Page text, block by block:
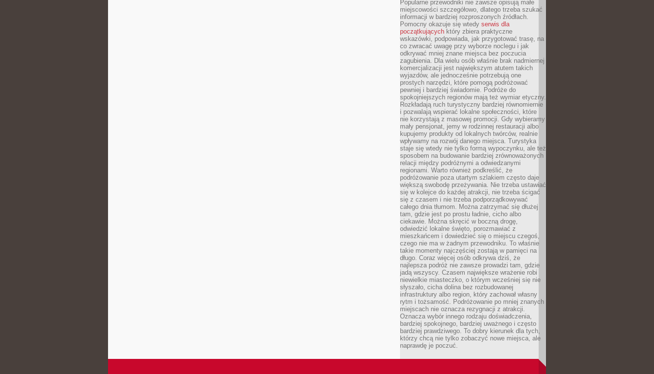
Popularne przewodniki nie zawsze opisują małe
miejscowości szczegółowo, dlatego trzeba szukać
informacji w bardziej rozproszonych źródłach.
Pomocny okazuje się wtedy serwis dla
początkujących który zbiera praktyczne
wskazówki, podpowiada, jak przygotować trasę, na
co zwracać uwagę przy wyborze noclegu i jak
odkrywać mniej znane miejsca bez poczucia
zagubienia. Dla wielu osób właśnie brak nadmiernej
komercjalizacji jest największym atutem takich
wyjazdów, ale jednocześnie potrzebują one
prostych narzędzi, które pomogą podróżować
pewniej i bardziej świadomie. Podróże do
spokojniejszych regionów mają też wymiar etyczny.
Rozkładają ruch turystyczny bardziej równomiernie
i pozwalają wspierać lokalne społeczności, które
nie korzystają z masowej promocji. Gdy wybieramy
mały pensjonat, jemy w rodzinnej restauracji albo
kupujemy produkty od lokalnych twórców, realnie
wpływamy na rozwój danego miejsca. Turystyka
staje się wtedy nie tylko formą wypoczynku, ale też
sposobem na budowanie bardziej zrównoważonych
relacji między podróżnymi a odwiedzanymi
regionami. Warto również podkreślić, że
podróżowanie poza utartym szlakiem często daje
większą swobodę przeżywania. Nie trzeba ustawiać
się w kolejce do każdej atrakcji, nie trzeba ścigać
się z czasem i nie trzeba podporządkowywać
całego dnia tłumom. Można zatrzymać się dłużej
tam, gdzie jest po prostu ładnie, cicho albo
ciekawie. Można skręcić w boczną drogę,
odwiedzić lokalne święto, porozmawiać z
mieszkańcem i dowiedzieć się o miejscu czegoś,
czego nie ma w żadnym przewodniku. To właśnie
takie momenty najczęściej zostają w pamięci na
długo. Coraz więcej osób odkrywa dziś, że
najlepsza podróż nie zawsze prowadzi tam, gdzie
jadą wszyscy. Czasem największe wrażenie robi
niewielkie miasteczko, o którym wcześniej się nie
słyszało, cicha dolina bez rozbudowanej
infrastruktury albo region, który zachował własny
rytm i tożsamość. Podróżowanie po mniej znanych
miejscach nie oznacza rezygnacji z atrakcji.
Oznacza wybór innego rodzaju doświadczenia,
bardziej spokojnego, bardziej uważnego i często
bardziej prawdziwego. To dobry kierunek dla tych,
którzy chcą nie tylko zobaczyć nowe miejsca, ale
naprawdę je poczuć.